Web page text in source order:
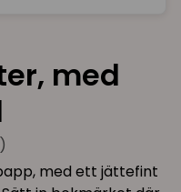
med
med ett jättefint